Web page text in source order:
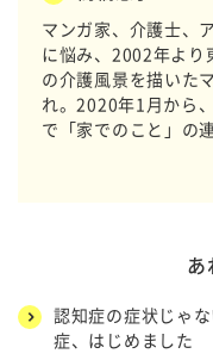
マンガ家、介護士、
に悩み、2002年より
の介護風景を描いた
れ。2020年1月から、
で「家でのこと」の
あ
認知症の症状じゃ
症、はじめました